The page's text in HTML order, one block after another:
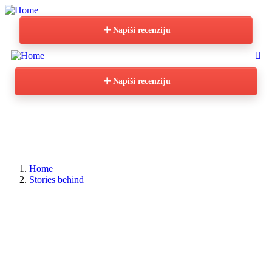
Napiši recenziju
Napiši recenziju
Home
Stories behind